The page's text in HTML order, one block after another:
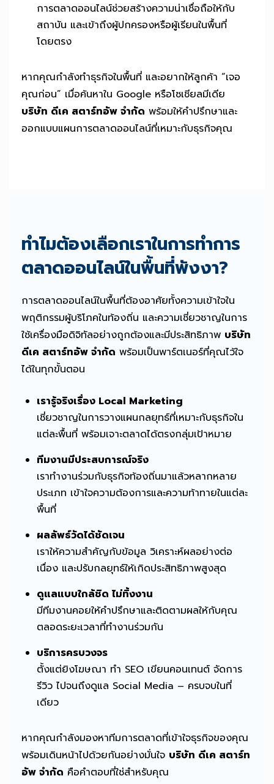
การตลาดออนไลน์ช่วยสร้างความน่าเชื่อถือให้กับ
สถาบัน และเข้าถึงผู้ปกครองหรือผู้เรียนในพื้นที่
โดยตรง
หากคุณกำลังทำธุรกิจในพื้นที่ และอยากให้ลูกค้า “เจอ
คุณก่อน” เมื่อค้นหาใน Google หรือโซเชียลมีเดีย
บริษัท ดีเค สตาร์ทอัพ จำกัด พร้อมให้คำปรึกษาและ
ออกแบบแผนการตลาดออนไลน์ที่เหมาะกับธุรกิจคุณ
ทำไมต้องเลือกเราในการทำการ
ตลาดออนไลน์ในพื้นที่พังงา?
การตลาดออนไลน์ในพื้นที่ต้องอาศัยทั้งความเข้าใจใน
พฤติกรรมผู้บริโภคในท้องถิ่น และความเชี่ยวชาญในการ
ใช้เครื่องมือดิจิทัลอย่างถูกต้องและมีประสิทธิภาพ บริษัท
ดีเค สตาร์ทอัพ จำกัด พร้อมเป็นพาร์ตเนอร์ที่คุณไว้ใจ
ได้ในทุกขั้นตอน
เรารู้จริงเรื่อง Local Marketing
เชี่ยวชาญในการวางแผนกลยุทธ์ที่เหมาะกับธุรกิจใน
แต่ละพื้นที่ พร้อมเจาะตลาดได้ตรงกลุ่มเป้าหมาย
ทีมงานมีประสบการณ์จริง
เราทำงานร่วมกับธุรกิจท้องถิ่นมาแล้วหลากหลาย
ประเภท เข้าใจความต้องการและความท้าทายในแต่ละ
พื้นที่
ผลลัพธ์วัดได้ชัดเจน
เราให้ความสำคัญกับข้อมูล วิเคราะห์ผลอย่างต่อ
เนื่อง และปรับกลยุทธ์ให้เกิดประสิทธิภาพสูงสุด
ดูแลแบบใกล้ชิด ไม่ทิ้งงาน
มีทีมงานคอยให้คำปรึกษาและติดตามผลให้กับคุณ
ตลอดระยะเวลาที่ทำงานร่วมกัน
บริการครบวงจร
ตั้งแต่ยิงโฆษณา ทำ SEO เขียนคอนเทนต์ จัดการ
รีวิว ไปจนถึงดูแล Social Media – ครบจบในที่
เดียว
หากคุณกำลังมองหาทีมการตลาดที่เข้าใจธุรกิจของคุณ
พร้อมเดินหน้าไปด้วยกันอย่างมั่นใจ บริษัท ดีเค สตาร์ท
อัพ จำกัด คือคำตอบที่ใช่สำหรับคุณ